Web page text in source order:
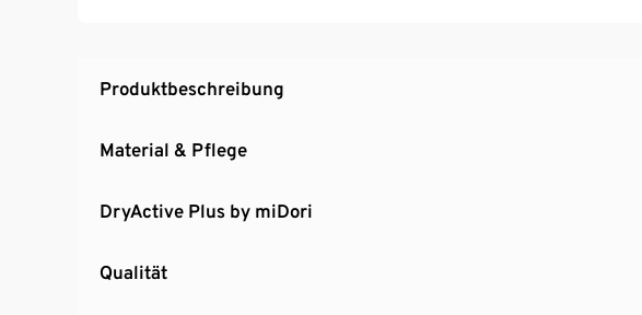
Produktbeschreibung
Material & Pflege
DryActive Plus by miDori
Qualität